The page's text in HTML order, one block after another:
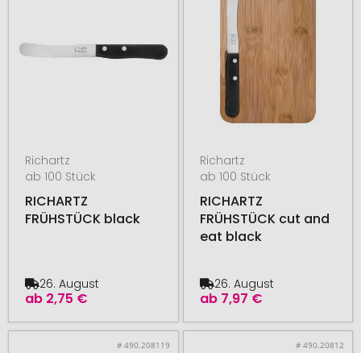
Richartz
ab 100 Stück
RICHARTZ
FRÜHSTÜCK black
ab 2,75 €
26. August
Richartz
ab 100 Stück
RICHARTZ
FRÜHSTÜCK cut and
eat black
ab 7,97 €
26. August
# 490.208119 # 490.20812